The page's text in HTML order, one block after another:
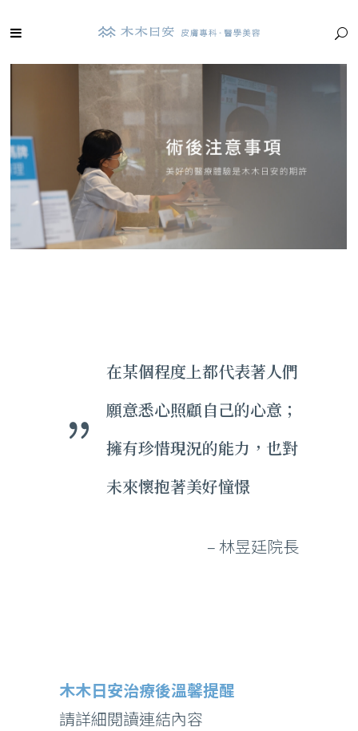
在某個程度上都代表著人們
願意悉心照顧自己的心意；
擁有珍惜現況的能力，也對
未來懷抱著美好憧憬
– 林昱廷院長
木木日安治療後溫馨提醒
請詳細閱讀連結內容